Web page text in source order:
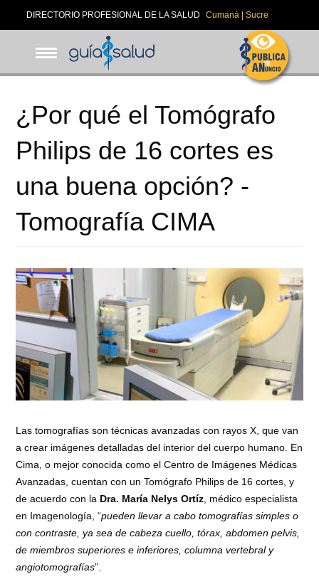
DIRECTORIO PROFESIONAL DE LA SALUD Cumaná | Sucre
¿Por qué el Tomógrafo
Philips de 16 cortes es
una buena opción? -
Tomografía CIMA
Las tomografías son técnicas avanzadas con rayos X, que van
a crear imágenes detalladas del interior del cuerpo humano. En
Cima, o mejor conocida como el Centro de Imágenes Médicas
Avanzadas, cuentan con un Tomógrafo Philips de 16 cortes, y
de acuerdo con la Dra. María Nelys Ortíz , médico especialista
en Imagenología, “pueden llevar a cabo tomografías simples o
con contraste, ya sea de cabeza cuello, tórax, abdomen pelvis,
de miembros superiores e inferiores, columna vertebral y
angiotomografías”.